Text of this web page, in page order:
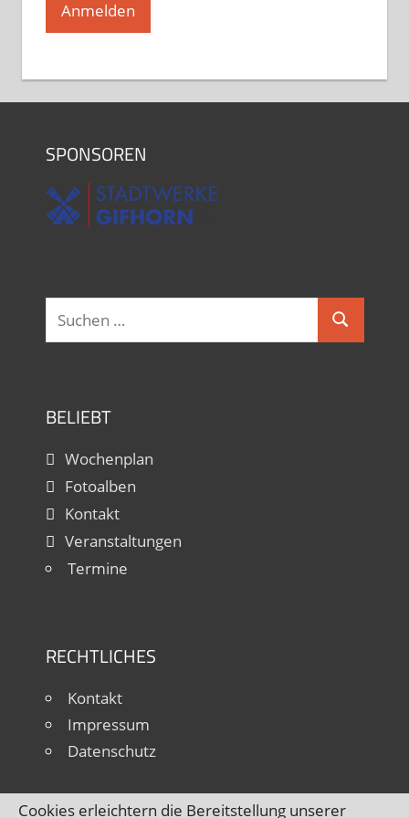
SPONSOREN
Suchen
nach:
Suchen
BELIEBT
Wochenplan
Fotoalben
Kontakt
Veranstaltungen
Termine
RECHTLICHES
Kontakt
Impressum
Datenschutz
Cookies erleichtern die Bereitstellung unserer